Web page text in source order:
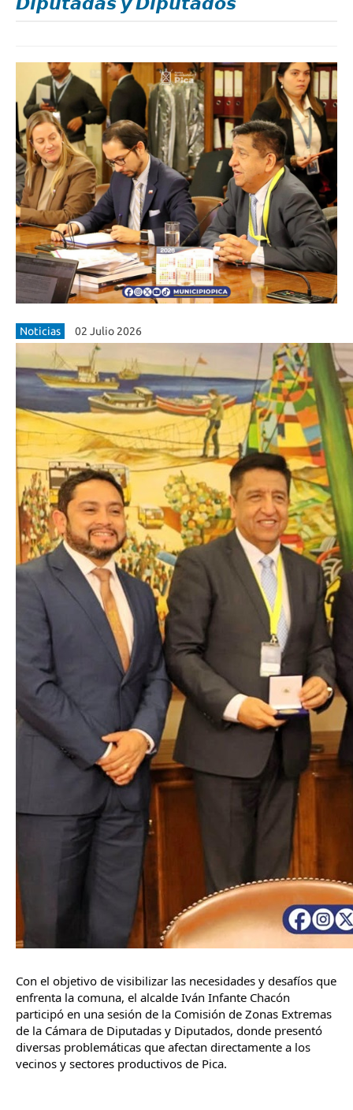
Noticias 02 Julio 2026
Con el objetivo de visibilizar las necesidades y desafíos que
enfrenta la comuna, el alcalde Iván Infante Chacón
participó en una sesión de la Comisión de Zonas Extremas
de la Cámara de Diputadas y Diputados, donde presentó
diversas problemáticas que afectan directamente a los
vecinos y sectores productivos de Pica.